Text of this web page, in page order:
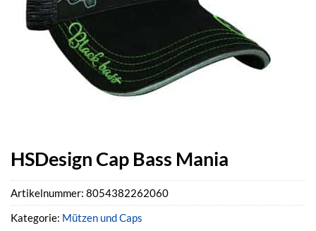
HSDesign Cap Bass Mania
Artikelnummer: 8054382262060
Kategorie: Mützen und Caps